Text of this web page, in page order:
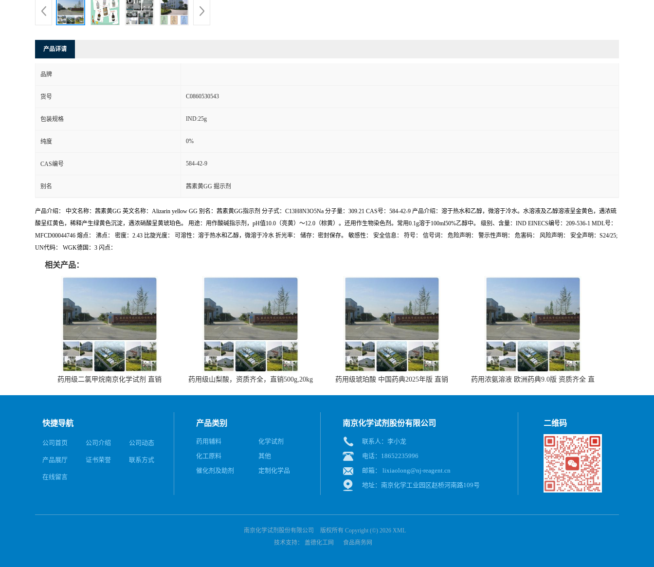
产品详请
品牌
货号 C0860530543
包装规格 IND:25g
纯度 0%
CAS编号 584-42-9
别名 茜素黄GG 掘示剂
产品介绍： 中文名称：茜素黄GG 英文名称：Alizarin yellow GG 别名：茜素黄GG指示剂 分子式：C13H8N3O5Na 分子量：309.21 CAS号：584-42-9 产品介绍：溶于热水和乙醇，微溶于冷水。水溶液及乙醇溶液呈金黄色，遇浓硫
酸呈红黄色，稀释产生绿黄色沉淀，遇浓硝酸呈黄琥珀色。 用途：用作酸碱指示剂，pH值10.0（亮黄）～12.0（棕黄）。还用作生物染色剂。常用0.1g溶于100ml50%乙醇中。 级别、含量：IND EINECS编号：209-536-1 MDL号：
MFCD00044746 熔点： 沸点： 密度：2.43 比旋光度： 可溶性：溶于热水和乙醇，微溶于冷水 折光率： 储存：密封保存。 敏感性： 安全信息： 符号： 信号词： 危险声明： 警示性声明： 危害码： 风险声明： 安全声明：S24/25;
UN代码： WGK德国：3 闪点：
相关产品：
药用级二氯甲烷南京化学试剂 直销 药用级山梨酸，资质齐全，直销500g,20kg 药用级琥珀酸 中国药典2025年版 直销
药用浓氨溶液 欧洲药典9.0版 资质齐全 直
快捷导航
公司首页 公司介绍 公司动态
产品展厅 证书荣誉 联系方式
在线留言
产品类别
药用辅料
化学试剂
化工原料
其他
催化剂及助剂
定制化学品
南京化学试剂股份有限公司
联系人：李小龙
电话：18652235996
邮箱： lixiaolong@nj-reagent.cn
地址：南京化学工业园区赵桥河南路109号
二维码
南京化学试剂股份有限公司 版权所有 Copyright (©) 2026 XML
技术支持： 盖德化工网 食品商务网